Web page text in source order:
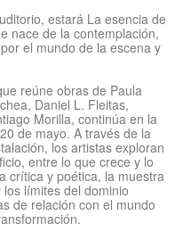
estará La esencia de
nace de la contemplación,
el mundo de la escena y
reúne obras de Paula
Daniel L. Fleitas,
Morilla, continúa en la
de mayo. A través de la
los artistas exploran
entre lo que crece y lo
crítica y poética, la muestra
límites del dominio
de relación con el mundo